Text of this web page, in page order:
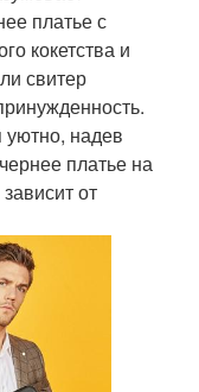
платье с
кокетства и
свитер
уютно, надев
платье на
от